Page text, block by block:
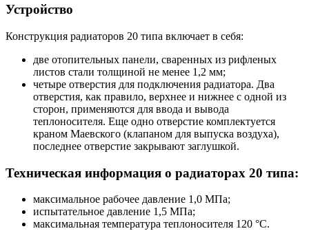
Устройство
Конструкция радиаторов 20 типа включает в себя:
две отопительных панели, сваренных из рифленых
листов стали толщиной не менее 1,2 мм;
четыре отверстия для подключения радиатора. Два
отверстия, как правило, верхнее и нижнее с одной из
сторон, применяются для ввода и вывода
теплоносителя. Еще одно отверстие комплектуется
краном Маевского (клапаном для выпуска воздуха),
последнее отверстие закрывают заглушкой.
Техническая информация о радиаторах 20 типа:
максимальное рабочее давление 1,0 МПа;
испытательное давление 1,5 МПа;
максимальная температура теплоносителя 120 °С.